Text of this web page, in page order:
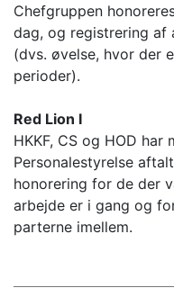
Chefgruppen
dag, og registrering af
(dvs. øvelse, hvor der
perioder).
Red Lion I
HKKF, CS og HOD har
Personalestyrelse
honorering for de der
arbejde er i gang og
parterne imellem.